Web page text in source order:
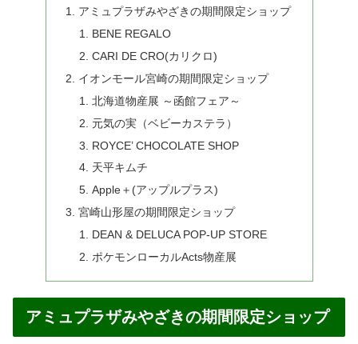
アミュプラザみやざきの期間限定ショップ
BENE REGALO
CARI DE CRO(カリクロ)
イオンモール宮崎の期間限定ショップ
北海道物産展 ～函館フェア～
元気の実（ベビーカステラ）
ROYCE’ CHOCOLATE SHOP
天平キムチ
Apple＋(アップルプラス)
宮崎山形屋の期間限定ショップ
DEAN & DELUCA POP-UP STORE
ポケモンローカルActs物産展
アミュプラザみやざきの期間限定ショップ